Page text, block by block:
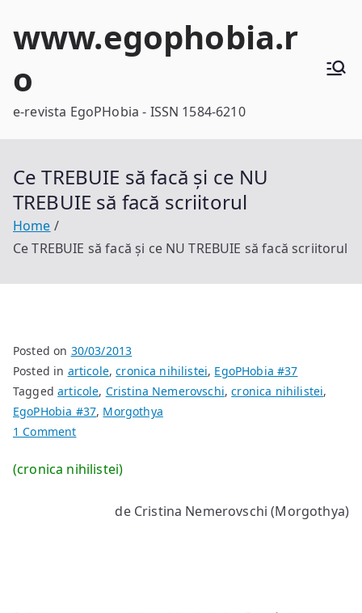
www.egophobia.r
o
e-revista EgoPHobia - ISSN 1584-6210
Ce TREBUIE să facă și ce NU
TREBUIE să facă scriitorul
Home
Ce TREBUIE să facă și ce NU TREBUIE să facă scriitorul
Posted on 30/03/2013
Posted in articole,cronica nihilistei, EgoPHobia #37
Taggedarticole, Cristina Nemerovschi,cronica nihilistei,
EgoPHobia #37, Morgothya
1 Commenton
TREBUIE
(cronica nihilistei)
de Cristina Nemerovschi (Morgothya)